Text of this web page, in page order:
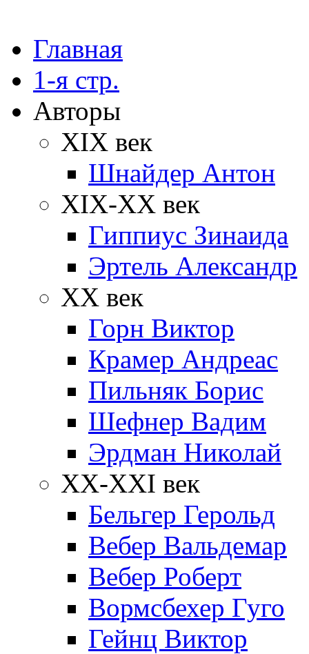
Главная
1-я стр.
Авторы
XIX век
Шнайдер Антон
XIX-XX век
Гиппиус Зинаида
Эртель Александр
XX век
Горн Виктор
Крамер Андреас
Пильняк Борис
Шефнер Вадим
Эрдман Николай
ХХ-XXI век
Бельгер Герольд
Вебер Вальдемар
Вебер Роберт
Вормсбехер Гуго
Гейнц Виктор